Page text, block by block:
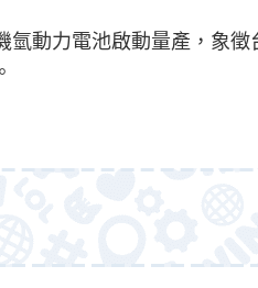
氫動力電池啟動量產，象